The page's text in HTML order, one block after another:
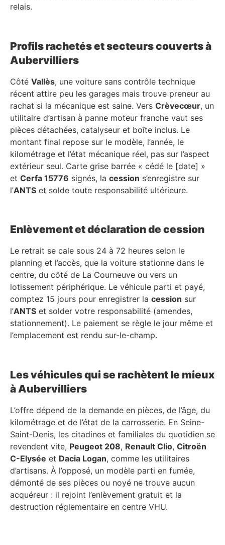
relais.
Profils rachetés et secteurs couverts à
Aubervilliers
Côté Vallès, une voiture sans contrôle technique
récent attire peu les garages mais trouve preneur au
rachat si la mécanique est saine. Vers Crèvecœur, un
utilitaire d’artisan à panne moteur franche vaut ses
pièces détachées, catalyseur et boîte inclus. Le
montant final repose sur le modèle, l’année, le
kilométrage et l’état mécanique réel, pas sur l’aspect
extérieur seul. Carte grise barrée « cédé le [date] »
et Cerfa 15776 signés, la cession s’enregistre sur
l’ANTS et solde toute responsabilité ultérieure.
Enlèvement et déclaration de cession
Le retrait se cale sous 24 à 72 heures selon le
planning et l’accès, que la voiture stationne dans le
centre, du côté de La Courneuve ou vers un
lotissement périphérique. Le véhicule parti et payé,
comptez 15 jours pour enregistrer la cession sur
l’ANTS et solder votre responsabilité (amendes,
stationnement). Le paiement se règle le jour même et
l’emplacement est rendu sur-le-champ.
Les véhicules qui se rachètent le mieux
à Aubervilliers
L’offre dépend de la demande en pièces, de l’âge, du
kilométrage et de l’état de la carrosserie. En Seine-
Saint-Denis, les citadines et familiales du quotidien se
revendent vite, Peugeot 208, Renault Clio, Citroën
C-Elysée et Dacia Logan, comme les utilitaires
d’artisans. À l’opposé, un modèle parti en fumée,
démonté de ses pièces ou noyé ne trouve aucun
acquéreur : il rejoint l’enlèvement gratuit et la
destruction réglementaire en centre VHU.